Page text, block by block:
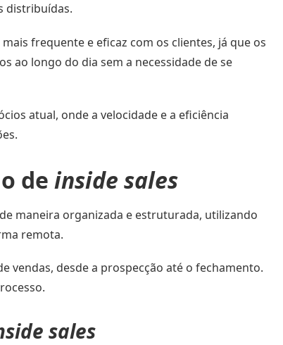
distribuídas.
frequente e eficaz com os clientes, já que os
ao longo do dia sem a necessidade de se
atual, onde a velocidade e a eficiência
de inside sales
maneira organizada e estruturada, utilizando
remota.
vendas, desde a prospecção até o fechamento.
sales